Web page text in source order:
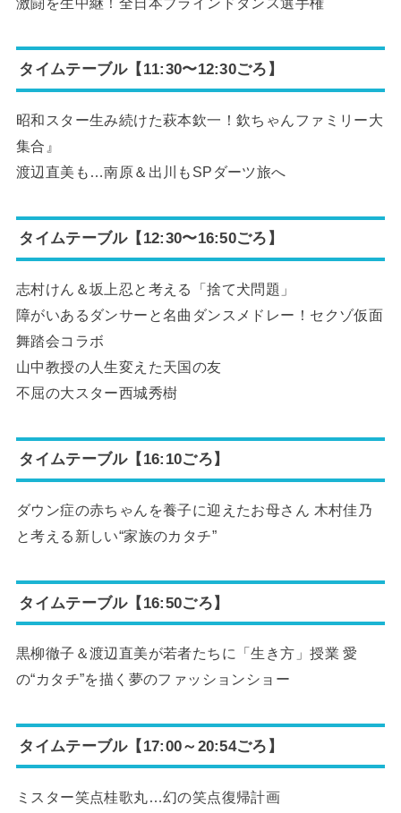
タイムテーブル【11:30〜12:30ごろ】
昭和スター生み続けた萩本欽一！欽ちゃんファミリー大
集合』
渡辺直美も…南原＆出川もSPダーツ旅へ
タイムテーブル【12:30〜16:50ごろ】
志村けん＆坂上忍と考える「捨て犬問題」
障がいあるダンサーと名曲ダンスメドレー！セクゾ仮面
舞踏会コラボ
山中教授の人生変えた天国の友
不屈の大スター西城秀樹
タイムテーブル【16:10ごろ】
ダウン症の赤ちゃんを養子に迎えたお母さん 木村佳乃
と考える新しい“家族のカタチ”
タイムテーブル【16:50ごろ】
黒柳徹子＆渡辺直美が若者たちに「生き方」授業 愛
の“カタチ”を描く夢のファッションショー
タイムテーブル【17:00～20:54ごろ】
ミスター笑点桂歌丸…幻の笑点復帰計画